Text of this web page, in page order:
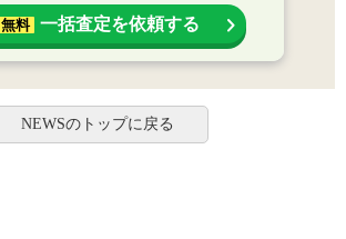
無料 一括査定を依頼する
NEWSのトップに戻る